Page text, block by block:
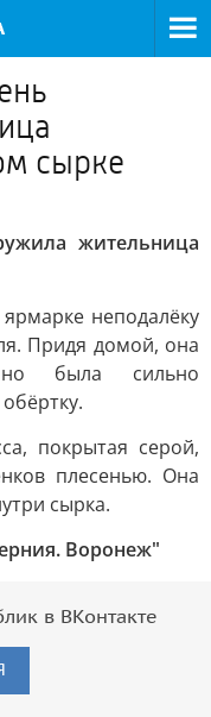
сырке
жительница
неподалёку
Придя домой, она
была сильно
покрытая серой,
плесенью. Она
сырка.
Воронеж"
в ВКонтакте